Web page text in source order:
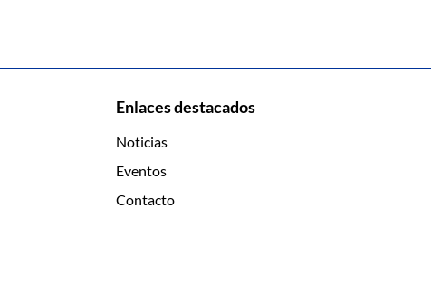
Enlaces destacados
Noticias
Eventos
Contacto